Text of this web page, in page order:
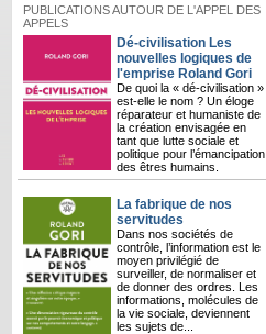
PUBLICATIONS AUTOUR DE L'APPEL DES
APPELS
Dé-civilisation Les
nouvelles logiques de
l'emprise Roland Gori
De quoi la « dé-civilisation »
est-elle le nom ? Un éloge
réparateur et humaniste de
la création envisagée en
tant que lutte sociale et
politique pour l’émancipation
des êtres humains.
La fabrique de nos
servitudes
Dans nos sociétés de
contrôle, l’information est le
moyen privilégié de
surveiller, de normaliser et
de donner des ordres. Les
informations, molécules de
la vie sociale, deviennent
les sujets de...